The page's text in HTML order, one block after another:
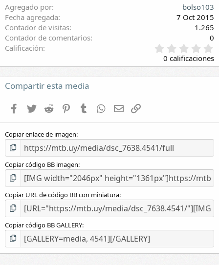
Agregado por
bolso103
Fecha agregada
7 Oct 2015
Contador de visitas
1.265
Contador de comentarios
0
Calificación
,
0
0
l
(
)
0 calificaciones
Compartir esta media
Facebook
Twitter Reddit PinterestTumblr WhatsApp
E-mail
Copiar enlace de imagen
Copiar código BB imagen
Copiar URL de código BB con miniatura
Copiar código BB GALLERY